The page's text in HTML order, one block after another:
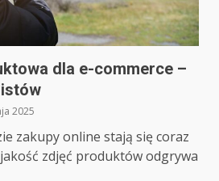
dla e-commerce –
2025
zakupy online stają się coraz
zdjęć produktów odgrywa